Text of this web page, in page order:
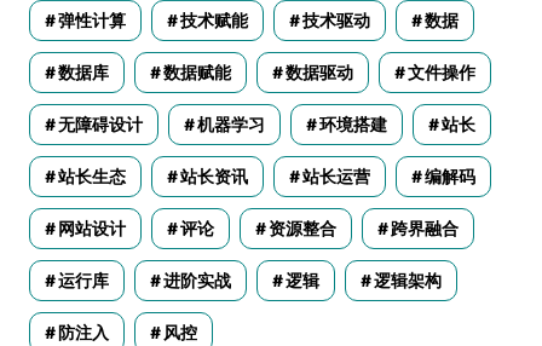
弹性计算 技术赋能 技术驱动 数据
数据库 数据赋能 数据驱动 文件操作
无障碍设计 机器学习 环境搭建 站长
站长生态 站长资讯 站长运营 编解码
网站设计 评论 资源整合 跨界融合
运行库 进阶实战 逻辑 逻辑架构
防注入 风控